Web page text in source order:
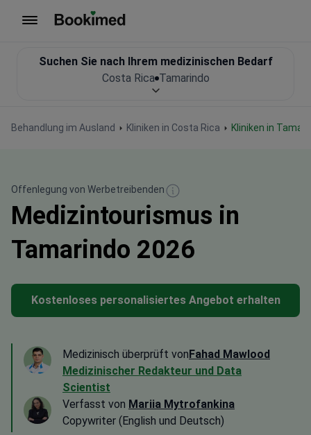
Behandlung im Ausland Kliniken in Costa Rica Kliniken in
Suchen Sie nach Ihrem medizinischen Bedarf
Costa Rica Tamarindo
Offenlegung von Werbetreibenden
Medizintourismus in
Tamarindo 2026
Kostenloses personalisiertes Angebot erhalten
Medizinisch überprüft vonFahad Mawlood
Medizinischer Redakteur und Data
Scientist
Verfasst von Mariia Mytrofankina
Copywriter (English und Deutsch)